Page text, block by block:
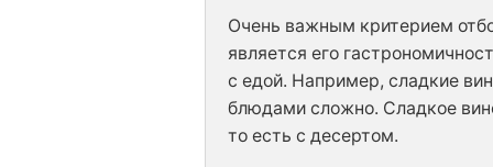
Очень важным критерием
является его
с едой. Например, сладкие
блюдами сложно. Сладкое
то есть с десертом.